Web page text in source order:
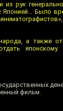
рук
Было
а также
японскому
фильм.